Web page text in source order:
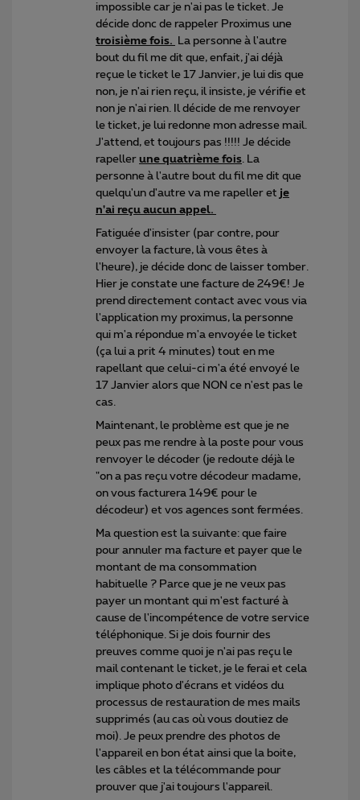
impossible car je n'ai pas le ticket. Je
décide donc de rappeler Proximus une
troisième fois.
La personne à l'autre
bout du fil me dit que, enfait, j'ai déjà
reçue le ticket le 17 Janvier, je lui dis que
non, je n'ai rien reçu, il insiste, je vérifie et
non je n'ai rien. Il décide de me renvoyer
le ticket, je lui redonne mon adresse mail.
J'attend, et toujours pas !!!!! Je décide
rapeller une quatrième fois ​​. La
personne à l'autre bout du fil me dit que
quelqu'un d'autre va me rapeller et je
n'ai reçu aucun appel.
Fatiguée d'insister (par contre, pour
envoyer la facture, là vous êtes à
l'heure), je décide donc de laisser tomber.
Hier je constate une facture de 249€! Je
prend directement contact avec vous via
l'application my proximus, la personne
qui m'a répondue m'a envoyée le ticket
(ça lui a prit 4 minutes) tout en me
rapellant que celui-ci m'a été envoyé le
17 Janvier alors que NON ce n'est pas le
cas.
Maintenant, le problème est que je ne
peux pas me rendre à la poste pour vous
renvoyer le décoder (je redoute déjà le
"on a pas reçu votre décodeur madame,
on vous facturera 149€ pour le
décodeur) et vos agences sont fermées.
Ma question est la suivante: que faire
pour annuler ma facture et payer que le
montant de ma consommation
habituelle ? Parce que je ne veux pas
payer un montant qui m'est facturé à
cause de l'incompétence de votre service
téléphonique. Si je dois fournir des
preuves comme quoi je n'ai pas reçu le
mail contenant le ticket, je le ferai et cela
implique photo d'écrans et vidéos du
processus de restauration de mes mails
supprimés (au cas où vous doutiez de
moi). Je peux prendre des photos de
l'appareil en bon état ainsi que la boite,
les câbles et la télécommande pour
prouver que j'ai toujours l'appareil.